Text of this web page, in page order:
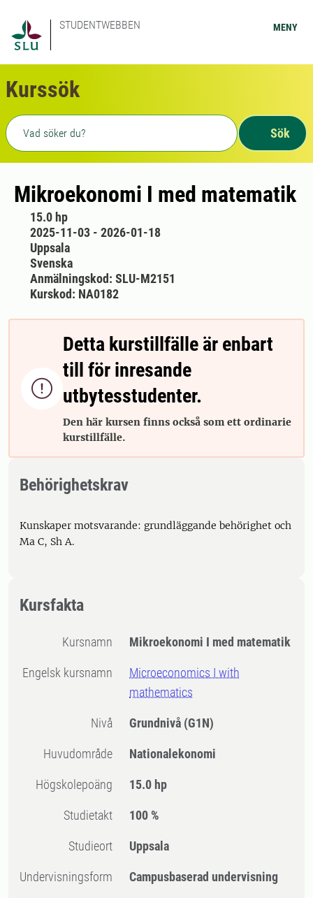
STUDENTWEBBEN MENY
Kurssök
Fritext sökning
Sök
Mikroekonomi I med matematik
15.0 hp
2025-11-03 - 2026-01-18
Uppsala
Svenska
Anmälningskod: SLU-M2151
Kurskod: NA0182

Detta kurstillfälle är enbart
till för inresande
utbytesstudenter.
Den här kursen finns också som ett ordinarie
kurstillfälle.
Behörighetskrav
Kunskaper motsvarande: grundläggande behörighet och
Ma C, Sh A.
Kursfakta
Kursnamn Mikroekonomi I med matematik
Engelsk kursnamn
Microeconomics I with
mathematics
Nivå Grundnivå (G1N)
Huvudområde Nationalekonomi
högskolepoäng 15.0 hp
Studietakt 100 %
Studieort Uppsala
Undervisningsform Campusbaserad undervisning